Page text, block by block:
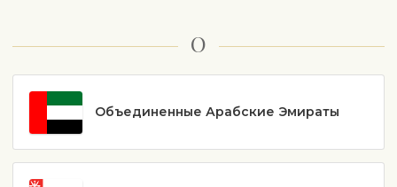
О
Объединенные Арабские Эмираты